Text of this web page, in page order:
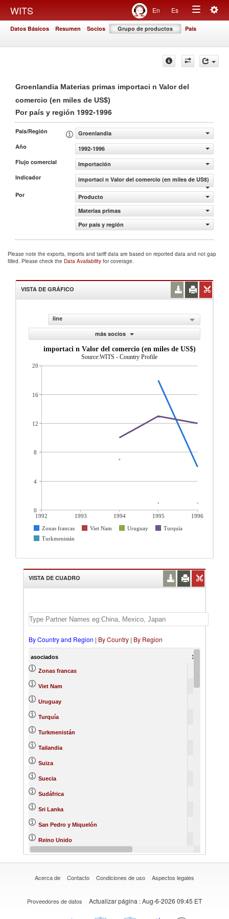
WITS En Es
Toggle
Datos Básicos Resumen Socios Grupo de productos País
Groenlandia Materias primas importaci n Valor del
comercio (en miles de US$)
Por país y región 1992-1996
País/Región
Groenlandia
Año
1992-1996
Flujo comercial
Importación
Indicador
importaci n Valor del comercio (en miles de US$)
Por
Producto
Materias primas
Por país y región
Please note the exports, imports and tariff data are based on reported data and not gap
filled. Please check the Data Availability for coverage.
VISTA DE GRÁFICO
line
más socios
importaci n Valor del comercio (en miles de US$)
Source:WITS - Country Profile
1992 1993 1994 1995
1996
Zonas francas
Viet Nam Uruguay
Turquía
Turkmenistán
20
16
12
8
4
0
VISTA DE CUADRO
By Country and Region | By Country | By Region
asociados 1992
Zonas francas
Viet Nam
Uruguay
Turquía
Turkmenistán
Tailandia
Suiza
Suecia
Sudáfrica
Sri Lanka
San Pedro y Miquelón
Reino Unido
Portugal
Acerca de Contacto Condiciones de uso Aspectos legales
Proveedores de datos Actualizar página : Aug-6-2026 09:45 ET